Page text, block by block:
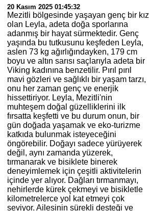
20 Kasım 2025 01:45:32
Mezitli bölgesinde yaşayan genç bir kız
olan Leyla, adeta doğa sporlarına
adanmış bir hayat sürmektedir. Genç
yaşında bu tutkusunu keşfeden Leyla,
aslen 73 kg ağırlığındayken, 179 cm
boyu ve altın sarısı saçlarıyla adeta bir
Viking kadınına benzetilir. Pırıl pırıl
mavi gözleri ve sağlıklı bir yaşam tarzı,
onu her zaman genç ve enerjik
hissettiriyor. Leyla, Mezitli'nin
muhteşem doğal güzelliklerini ilk
fırsatta keşfetti ve bu durum onun, bir
gün doğada yaşamak ve eko-turizme
katkıda bulunmak isteyeceğini
öngörebilir. Doğayı sadece yürüyerek
değil, aynı zamanda yüzerek,
tırmanarak ve bisiklete binerek
deneyimlemek için çeşitli aktivitelerin
içinde yer alıyor. Dağları tırmanmayı,
nehirlerde kürek çekmeyi ve bisikletle
kilometrelerce yol kat etmeyi çok
seviyor. Ailesinin sürekli desteği ve